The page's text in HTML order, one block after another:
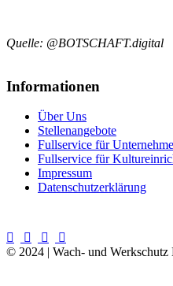
Quelle: @BOTSCHAFT.digital
Informationen
Über Uns
Stellenangebote
Fullservice für
Fullservice für
Impressum
Datenschutzerklärung
© 2024 | Wach- und